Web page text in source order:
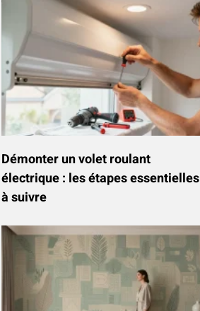
Démonter un volet roulant
électrique : les étapes essentielles
à suivre